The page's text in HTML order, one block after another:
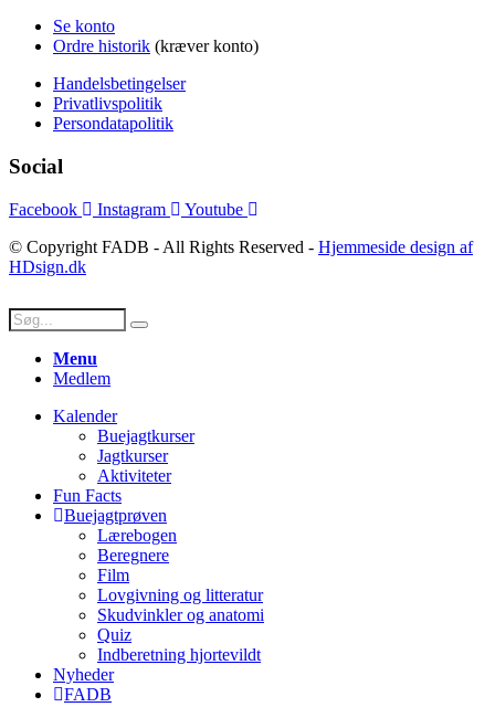
Se konto
Ordre historik (kræver konto)
Handelsbetingelser
Privatlivspolitik
Persondatapolitik
Social
Facebook Instagram
Youtube
© Copyright FADB - All Rights Reserved - Hjemmeside design af
HDsign.dk
Menu
Medlem
Kalender
Buejagtkurser
Jagtkurser
Aktiviteter
Fun Facts
Buejagtprøven
Lærebogen
Beregnere
Film
Lovgivning og litteratur
Skudvinkler og anatomi
Quiz
Indberetning hjortevildt
Nyheder
FADB